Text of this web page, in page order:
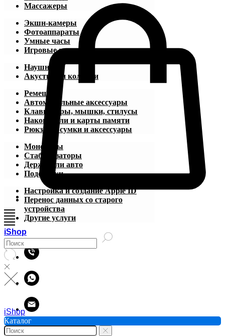
iShop
Массажеры
Экшн-камеры
Фотоаппараты
Умные часы
Игровые приставки
Наушники
Акустика и колонки
Ремешки
Автомобильные аксессуары
Клавиатуры, мышки, стилусы
Накопители и карты памяти
Рюкзаки, сумки и аксессуары
Моноподы
Стабилизаторы
Держатели авто
Подставки
Настройка и создание Apple ID
Перенос данных со старого
устройства
Другие услуги
iShop
Каталог